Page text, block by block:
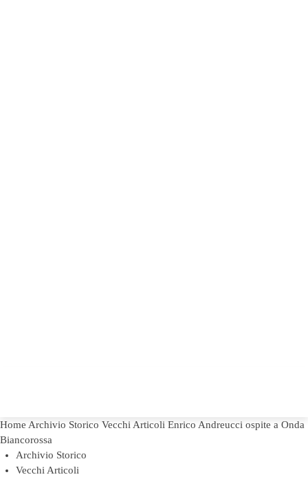
Home Archivio Storico Vecchi Articoli Enrico Andreucci ospite a Onda
Biancorossa
Archivio Storico
Vecchi Articoli